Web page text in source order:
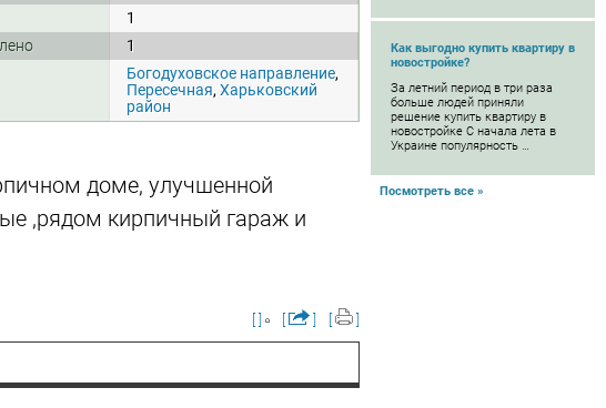
Как выгодно купить квартиру в
новостройке?
За летний период в три раза
больше людей приняли
решение купить квартиру в
новостройке С начала лета в
Украине популярность …
Посмотреть все »
1
1
Богодуховское направление,
Пересечная, Харьковский
район
доме, улучшенной
,рядом кирпичный гараж и